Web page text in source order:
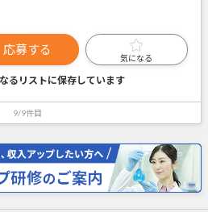
応募する
気になる
るリストに保存しています
9/9件目